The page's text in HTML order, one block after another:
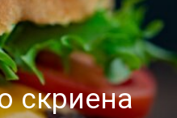
скриена